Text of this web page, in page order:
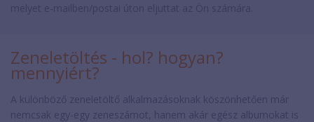
Zeneletöltés - hol? hogyan?
mennyiért?
A különböző zeneletöltő alkalmazásoknak köszönhetően már
nemcsak egy-egy zeneszámot, hanem akár egész albumokat is